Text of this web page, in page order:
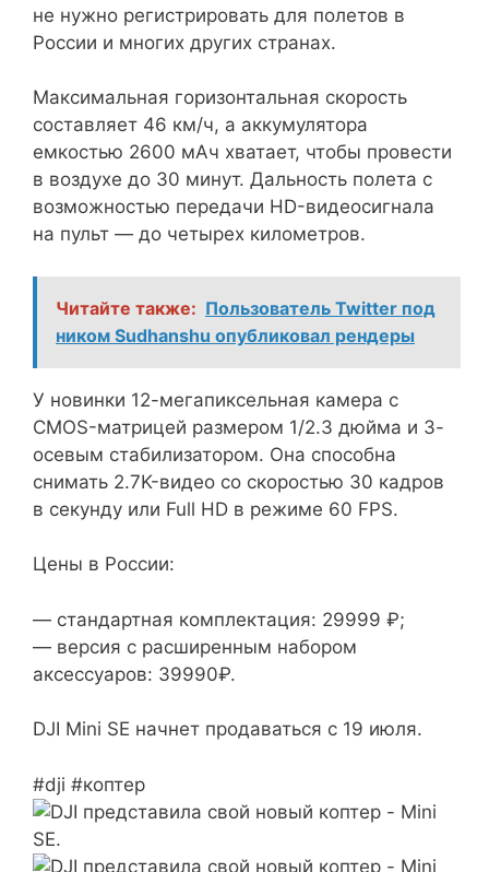
не нужно регистрировать для полетов в
России и многих других странах.
Максимальная горизонтальная скорость
составляет 46 км/ч, а аккумулятора
емкостью 2600 мАч хватает, чтобы провести
в воздухе до 30 минут. Дальность полета с
возможностью передачи HD-видеосигнала
на пульт — до четырех километров.
Читайте также: Пользователь Twitter под
ником Sudhanshu опубликовал рендеры
У новинки 12-мегапиксельная камера с
CMOS-матрицей размером 1/2.3 дюйма и 3-
осевым стабилизатором. Она способна
снимать 2.7K-видео со скоростью 30 кадров
в секунду или Full HD в режиме 60 FPS.
Цены в России:
— стандартная комплектация: 29999 ₽;
— версия с расширенным набором
аксессуаров: 39990₽.
DJI Mini SE начнет продаваться с 19 июля.
#dji #коптер